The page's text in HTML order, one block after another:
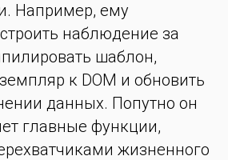
Например, ему
наблюдение за
шаблон,
к DOM и обновить
данных. Попутно он
главные функции,
жизненного